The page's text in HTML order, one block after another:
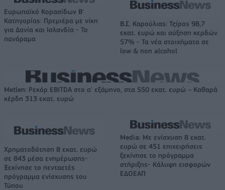
Ευρωπαϊκό Κορασίδων Β'
Κατηγορίας: Πρεμιέρα με νίκη
για Δανία και Ισλανδία - Το
πανόραμα
Β.Σ. Καρούλιας: Τζίρος 98,7
εκατ. ευρώ και αύξηση κερδών
57% - Τα νέα στοιχήματα σε
low & non alcohol
Metlen: Ρεκόρ EBITDA στο α' εξάμηνο, στα 550 εκατ. ευρώ – Καθαρά
κέρδη 313 εκατ. ευρώ
Χρηματοδότηση 8 εκατ. ευρώ
σε 843 μέσα ενημέρωσης-
Ξεκίνησε το πενταετές
πρόγραμμα ενίσχυσης του
Τύπου
Media: Με ενίσχυση 8 εκατ.
ευρώ σε 451 επιχειρήσεις
ξεκίνησε το πρόγραμμα
στήριξης- Κάλυψη εισφορών
ΕΔΟΕΑΠ